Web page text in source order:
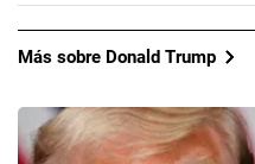
Más sobre Donald Trump